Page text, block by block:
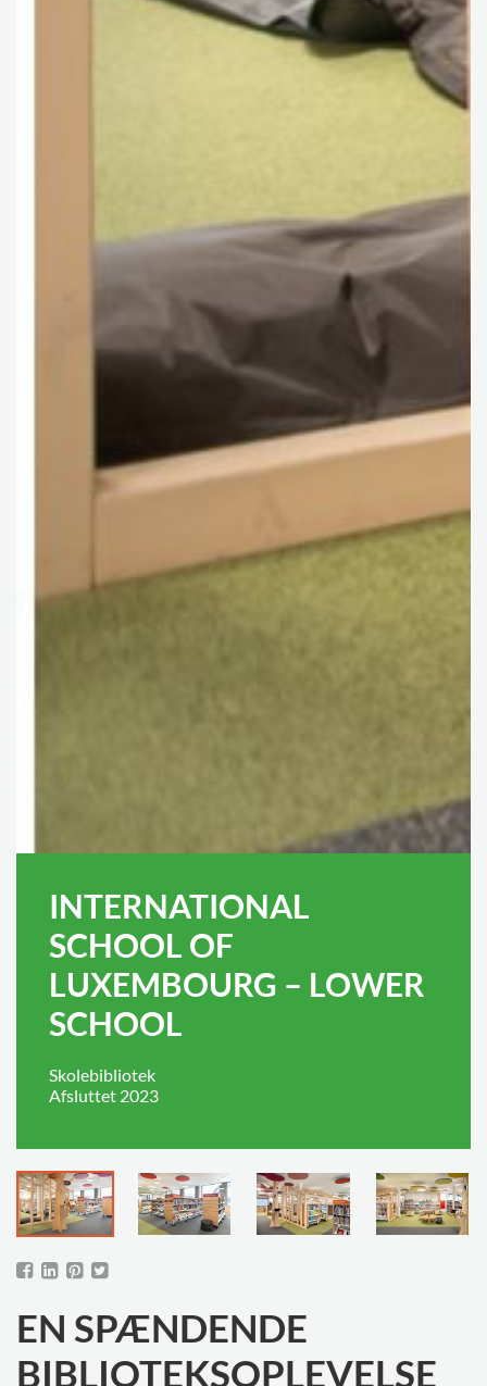
INTERNATIONAL
SCHOOL OF
LUXEMBOURG – LOWER
SCHOOL
Skolebibliotek
Afsluttet 2023
EN SPÆNDENDE
BIBLIOTEKSOPLEVELSE